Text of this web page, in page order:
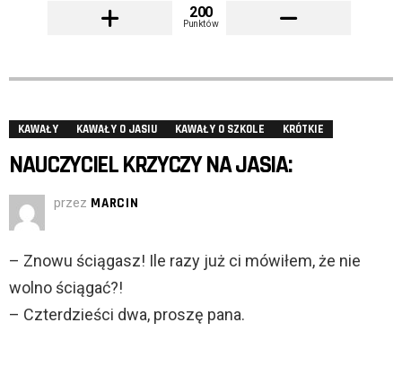
200
Punktów
KAWAŁY KAWAŁY O JASIU KAWAŁY O SZKOLE KRÓTKIE
NAUCZYCIEL KRZYCZY NA JASIA:
przez MARCIN
– Znowu ściągasz! Ile razy już ci mówiłem, że nie
wolno ściągać?!
– Czterdzieści dwa, proszę pana.